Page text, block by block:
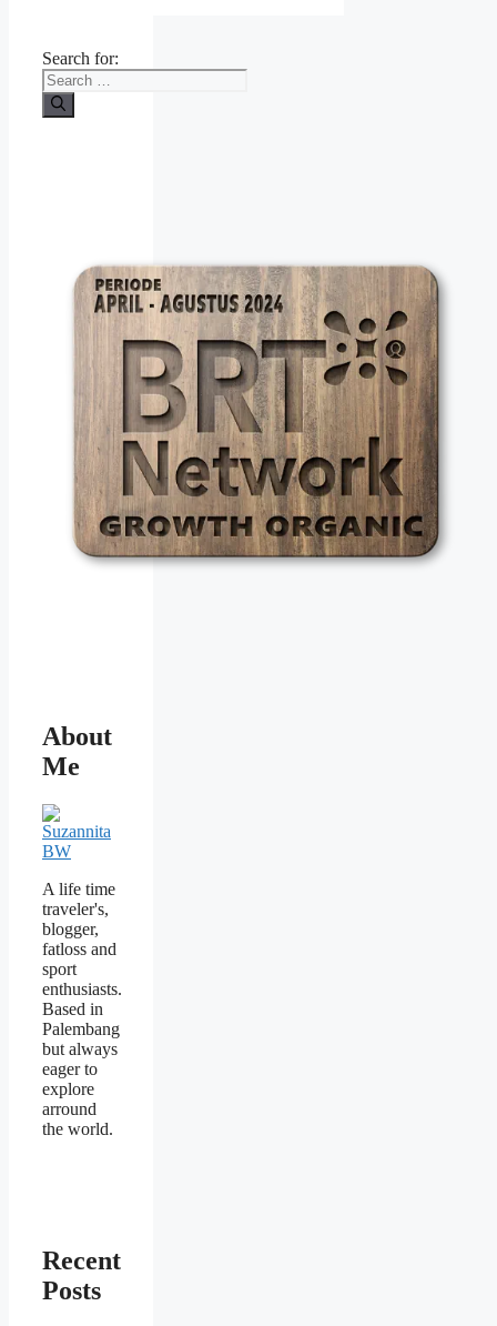
Search for:
About
Me
A life time
traveler's,
blogger,
fatloss and
sport
enthusiasts.
Based in
Palembang
but always
eager to
explore
arround
the world.
Recent
Posts